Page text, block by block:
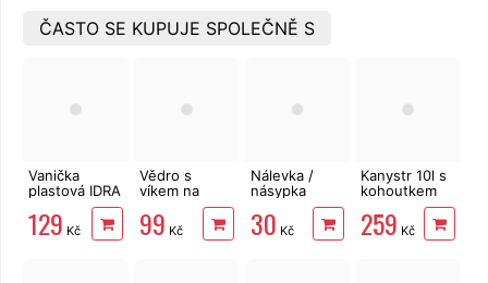
ČASTO SE KUPUJE SPOLEČNĚ S
Vanička
plastová IDRA
s uchy 13 l
129 Kč
Vědro s
víkem na
potraviny 10 l
99 Kč
Nálevka /
násypka
30 Kč
Kanystr 10l s
kohoutkem
37,5 x 16 x
27,3 cm
259 Kč